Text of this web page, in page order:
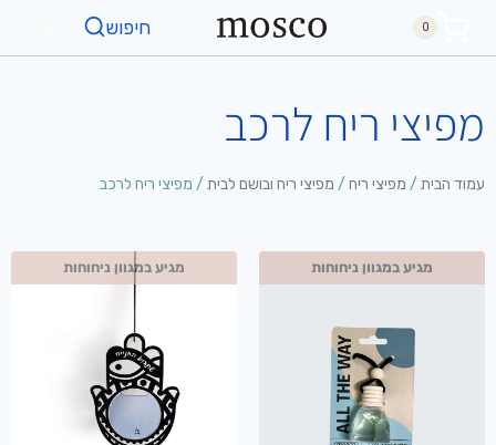
0 חיפוש
מפיצי ריח לרכב
עמוד הבית / מפיצי ריח / מפיצי ריח ובושם לבית / מפיצי ריח לרכב
מגיע במגוון ניחוחות מגיע במגוון ניחוחות